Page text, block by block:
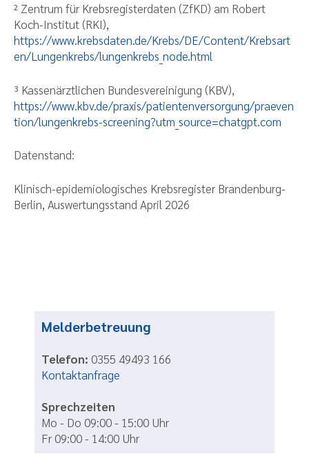
² Zentrum für Krebsregisterdaten (ZfKD) am Robert
Koch-Institut (RKI),
https://www.krebsdaten.de/Krebs/DE/Content/Krebsart
en/Lungenkrebs/lungenkrebs_node.html
³ Kassenärztlichen Bundesvereinigung (KBV),
https://www.kbv.de/praxis/patientenversorgung/praeven
tion/lungenkrebs-screening?utm_source=chatgpt.com
Datenstand:
Klinisch-epidemiologisches Krebsregister Brandenburg-
Berlin, Auswertungsstand April 2026
Melderbetreuung
Telefon: 0355 49493 166
Kontaktanfrage
Sprechzeiten
Mo - Do 09:00 - 15:00 Uhr
Fr 09:00 - 14:00 Uhr